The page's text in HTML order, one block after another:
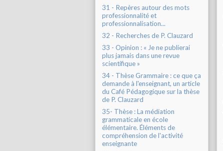
31 - Repères autour des mots
professionnalité et
professionnalisation...
32 - Recherches de P. Clauzard
33 - Opinion : « Je ne publierai
plus jamais dans une revue
scientifique »
34 - Thèse Grammaire : ce que ça
demande à l'enseignant, un article
du Café Pédagogique sur la thèse
de P. Clauzard
35- Thèse : La médiation
grammaticale en école
élémentaire. Éléments de
compréhension de l'activité
enseignante